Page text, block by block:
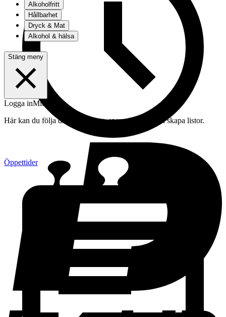
Öppettider
Alkoholfritt
Hållbarhet
Dryck & Mat
Alkohol & hälsa
Stäng meny
Logga inMitt konto
Här kan du följa din beställning, spara drycker och skapa listor.